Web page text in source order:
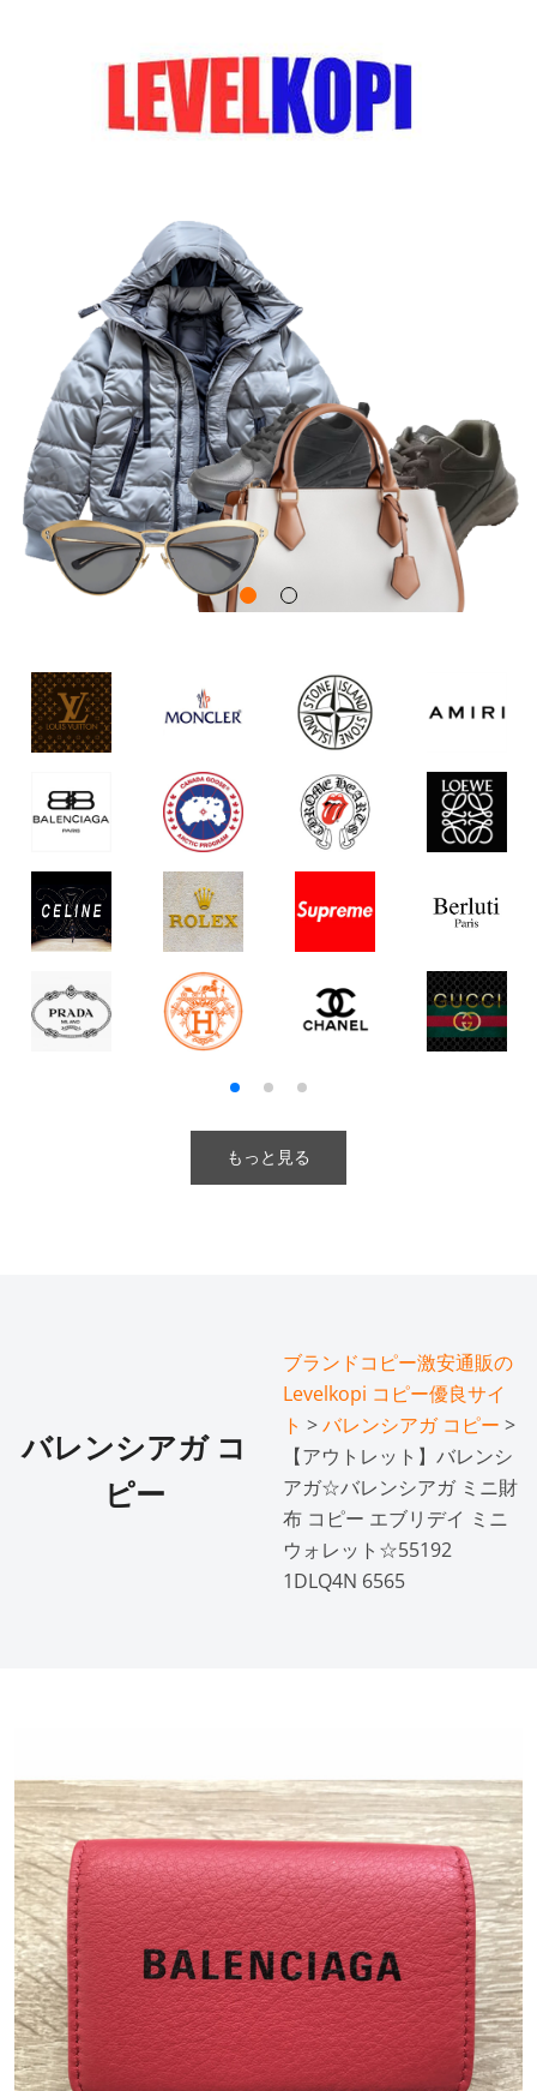
もっと見る
バレンシアガ コ
ピー
ブランドコピー激安通販の
Levelkopi コピー優良サイ
ト >バレンシアガ コピー >
【アウトレット】バレンシ
アガ☆バレンシアガ ミニ財
布 コピー エブリデイ ミニ
ウォレット☆55192
1DLQ4N 6565